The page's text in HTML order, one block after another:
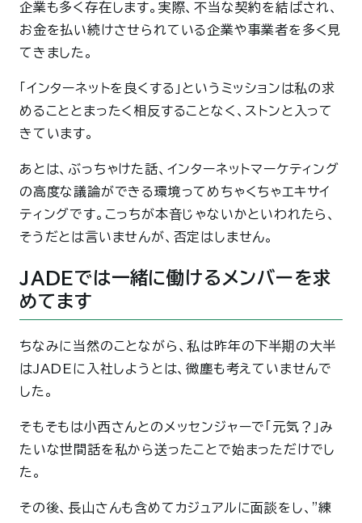
企業も多く存在します。実際、不当な契約を結ばされ、
お金を払い続けさせられている企業や事業者を多く見
てきました。
「インターネットを良くする」というミッションは私の求
めることとまったく相反することなく、ストンと入って
きています。
あとは、ぶっちゃけた話、インターネットマーケティング
の高度な議論ができる環境ってめちゃくちゃエキサイ
ティングです。こっちが本音じゃないかといわれたら、
そうだとは言いませんが、否定はしません。
JADEでは一緒に働けるメンバーを求
めてます
ちなみに当然のことながら、私は昨年の下半期の大半
はJADEに入社しようとは、微塵も考えていませんで
した。
そもそもは小西さんとのメッセンジャーで「元気？」み
たいな世間話を私から送ったことで始まっただけでし
た。
その後、長山さんも含めてカジュアルに面談をし、"練